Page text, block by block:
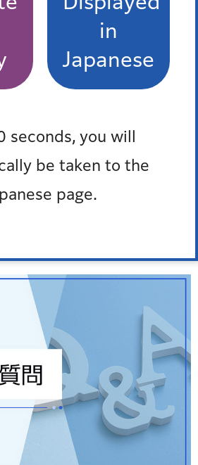
in
Japanese
seconds, you will
be taken to the
page.